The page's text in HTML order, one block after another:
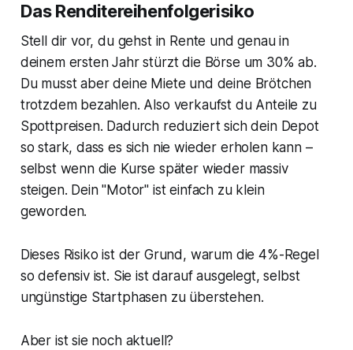
Das Renditereihenfolgerisiko
Stell dir vor, du gehst in Rente und genau in
deinem ersten Jahr stürzt die Börse um 30% ab.
Du musst aber deine Miete und deine Brötchen
trotzdem bezahlen. Also verkaufst du Anteile zu
Spottpreisen. Dadurch reduziert sich dein Depot
so stark, dass es sich nie wieder erholen kann –
selbst wenn die Kurse später wieder massiv
steigen. Dein "Motor" ist einfach zu klein
geworden.
Dieses Risiko ist der Grund, warum die 4%-Regel
so defensiv ist. Sie ist darauf ausgelegt, selbst
ungünstige Startphasen zu überstehen.
Aber ist sie noch aktuell?